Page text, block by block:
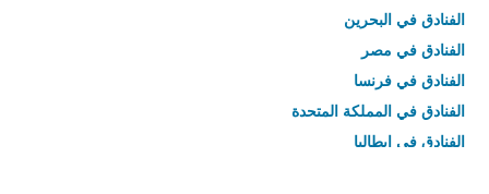
الفنادق في البحرين
الفنادق في مصر
الفنادق في فرنسا
الفنادق في المملكة المتحدة
الفنادق في إيطاليا